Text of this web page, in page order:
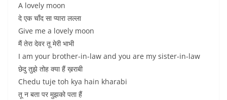
A lovely moon
दे एक चाँद सा प्यारा लल्ला
Give me a lovely moon
मैं तेरा देवर तू मेरी भाभी
I am your brother-in-law and you are my sister-in-law
छेदु तुझे तोह क्या हैं ख़राबी
Chedu tuje toh kya hain kharabi
तू न बता पर मुझको पता हैं